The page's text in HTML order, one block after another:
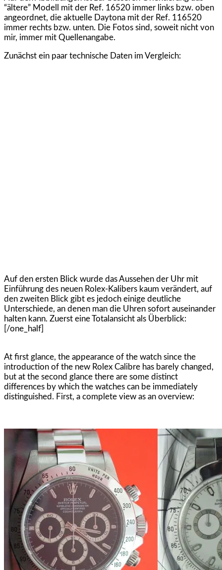
“ältere” Modell mit der Ref. 16520 immer links bzw. oben
angeordnet, die aktuelle Daytona mit der Ref. 116520
immer rechts bzw. unten. Die Fotos sind, soweit nicht von
mir, immer mit Quellenangabe.
Zunächst ein paar technische Daten im Vergleich:
Auf den ersten Blick wurde das Aussehen der Uhr mit
Einführung des neuen Rolex-Kalibers kaum verändert, auf
den zweiten Blick gibt es jedoch einige deutliche
Unterschiede, an denen man die Uhren sofort auseinander
halten kann. Zuerst eine Totalansicht als Überblick:
[/one_half]
At first glance, the appearance of the watch since the
introduction of the new Rolex Calibre has barely changed,
but at the second glance there are some distinct
differences by which the watches can be immediately
distinguished. First, a complete view as an overview: